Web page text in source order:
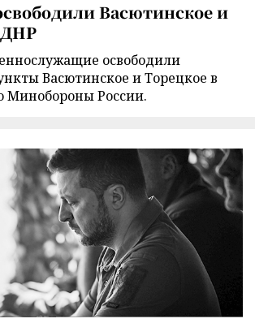
Васютинское и
ДНР
освободили
Васютинское и Торецкое в
Минобороны России.